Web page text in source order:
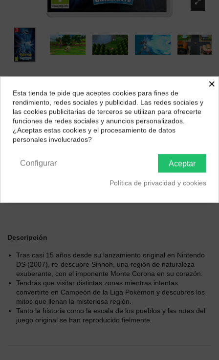
Nintendo Switch Pokémon Diamante Brillante
Marca: Nintendo
51,31 €
Descripción
Tras casi 15 años desde su lanzamiento original en Nintendo
DS (2007), re-descubre Sinnoh, una región de naturaleza
exuberante, con el imponente Monte Corona en su corazón.
Tendrás que visitar distintas zonas mientras intentas
convertirte en Campeón de la Liga Pokémon y descubres los
mitos que llenan la misteriosa región.
Tanto la historia como la escala de los pueblos y las rutas del
juego original se han reproducido fielmente.
¿Dónde deseas recibir tu pedido?
Selecciona tu ubicación para mostrarte los precios e
impuestos correctos para tu región.
×
Esta tienda te pide que aceptes cookies para fines de
rendimiento, redes sociales y publicidad. Las redes sociales y
las cookies publicitarias de terceros se utilizan para ofrecerte
funciones de redes sociales y anuncios personalizados.
¿Aceptas estas cookies y el procesamiento de datos
personales involucrados?
Aceptar
Configurar
Política de privacidad y cookies